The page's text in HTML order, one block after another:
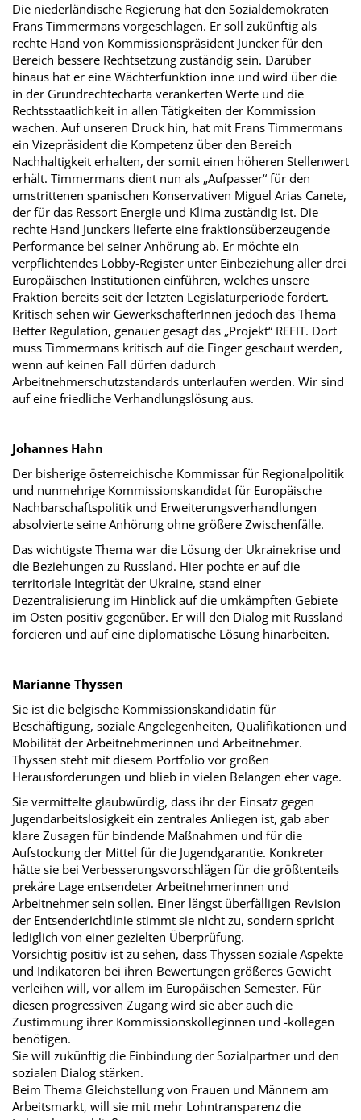
Die niederländische Regierung hat den Sozialdemokraten
Frans Timmermans vorgeschlagen. Er soll zukünftig als
rechte Hand von Kommissionspräsident Juncker für den
Bereich bessere Rechtsetzung zuständig sein. Darüber
hinaus hat er eine Wächterfunktion inne und wird über die
in der Grundrechtecharta verankerten Werte und die
Rechtsstaatlichkeit in allen Tätigkeiten der Kommission
wachen. Auf unseren Druck hin, hat mit Frans Timmermans
ein Vizepräsident die Kompetenz über den Bereich
Nachhaltigkeit erhalten, der somit einen höheren Stellenwert
erhält. Timmermans dient nun als „Aufpasser“ für den
umstrittenen spanischen Konservativen Miguel Arias Canete,
der für das Ressort Energie und Klima zuständig ist. Die
rechte Hand Junckers lieferte eine fraktionsüberzeugende
Performance bei seiner Anhörung ab. Er möchte ein
verpflichtendes Lobby-Register unter Einbeziehung aller drei
Europäischen Institutionen einführen, welches unsere
Fraktion bereits seit der letzten Legislaturperiode fordert.
Kritisch sehen wir GewerkschafterInnen jedoch das Thema
Better Regulation, genauer gesagt das „Projekt“ REFIT. Dort
muss Timmermans kritisch auf die Finger geschaut werden,
wenn auf keinen Fall dürfen dadurch
Arbeitnehmerschutzstandards unterlaufen werden. Wir sind
auf eine friedliche Verhandlungslösung aus.
Johannes Hahn
Der bisherige österreichische Kommissar für Regionalpolitik
und nunmehrige Kommissionskandidat für Europäische
Nachbarschaftspolitik und Erweiterungsverhandlungen
absolvierte seine Anhörung ohne größere Zwischenfälle.
Das wichtigste Thema war die Lösung der Ukrainekrise und
die Beziehungen zu Russland. Hier pochte er auf die
territoriale Integrität der Ukraine, stand einer
Dezentralisierung im Hinblick auf die umkämpften Gebiete
im Osten positiv gegenüber. Er will den Dialog mit Russland
forcieren und auf eine diplomatische Lösung hinarbeiten.
Marianne Thyssen
Sie ist die belgische Kommissionskandidatin für
Beschäftigung, soziale Angelegenheiten, Qualifikationen und
Mobilität der Arbeitnehmerinnen und Arbeitnehmer.
Thyssen steht mit diesem Portfolio vor großen
Herausforderungen und blieb in vielen Belangen eher vage.
Sie vermittelte glaubwürdig, dass ihr der Einsatz gegen
Jugendarbeitslosigkeit ein zentrales Anliegen ist, gab aber
klare Zusagen für bindende Maßnahmen und für die
Aufstockung der Mittel für die Jugendgarantie. Konkreter
hätte sie bei Verbesserungsvorschlägen für die größtenteils
prekäre Lage entsendeter Arbeitnehmerinnen und
Arbeitnehmer sein sollen. Einer längst überfälligen Revision
der Entsenderichtlinie stimmt sie nicht zu, sondern spricht
lediglich von einer gezielten Überprüfung.
Vorsichtig positiv ist zu sehen, dass Thyssen soziale Aspekte
und Indikatoren bei ihren Bewertungen größeres Gewicht
verleihen will, vor allem im Europäischen Semester. Für
diesen progressiven Zugang wird sie aber auch die
Zustimmung ihrer Kommissionskolleginnen und -kollegen
benötigen.
Sie will zukünftig die Einbindung der Sozialpartner und den
sozialen Dialog stärken.
Beim Thema Gleichstellung von Frauen und Männern am
Arbeitsmarkt, will sie mit mehr Lohntransparenz die